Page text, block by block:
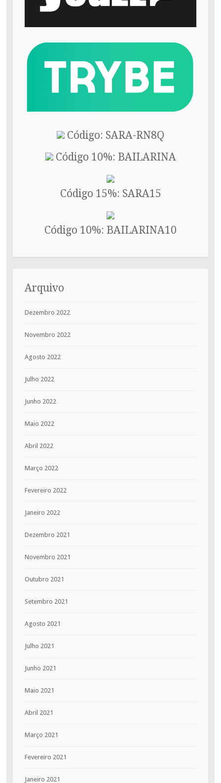
Código: SARA-RN8Q
Código 10%: BAILARINA
Código 15%: SARA15
Código 10%: BAILARINA10
Arquivo
Dezembro 2022
Novembro 2022
Agosto 2022
Julho 2022
Junho 2022
Maio 2022
Abril 2022
Março 2022
Fevereiro 2022
Janeiro 2022
Dezembro 2021
Novembro 2021
Outubro 2021
Setembro 2021
Agosto 2021
Julho 2021
Junho 2021
Maio 2021
Abril 2021
Março 2021
Fevereiro 2021
Janeiro 2021